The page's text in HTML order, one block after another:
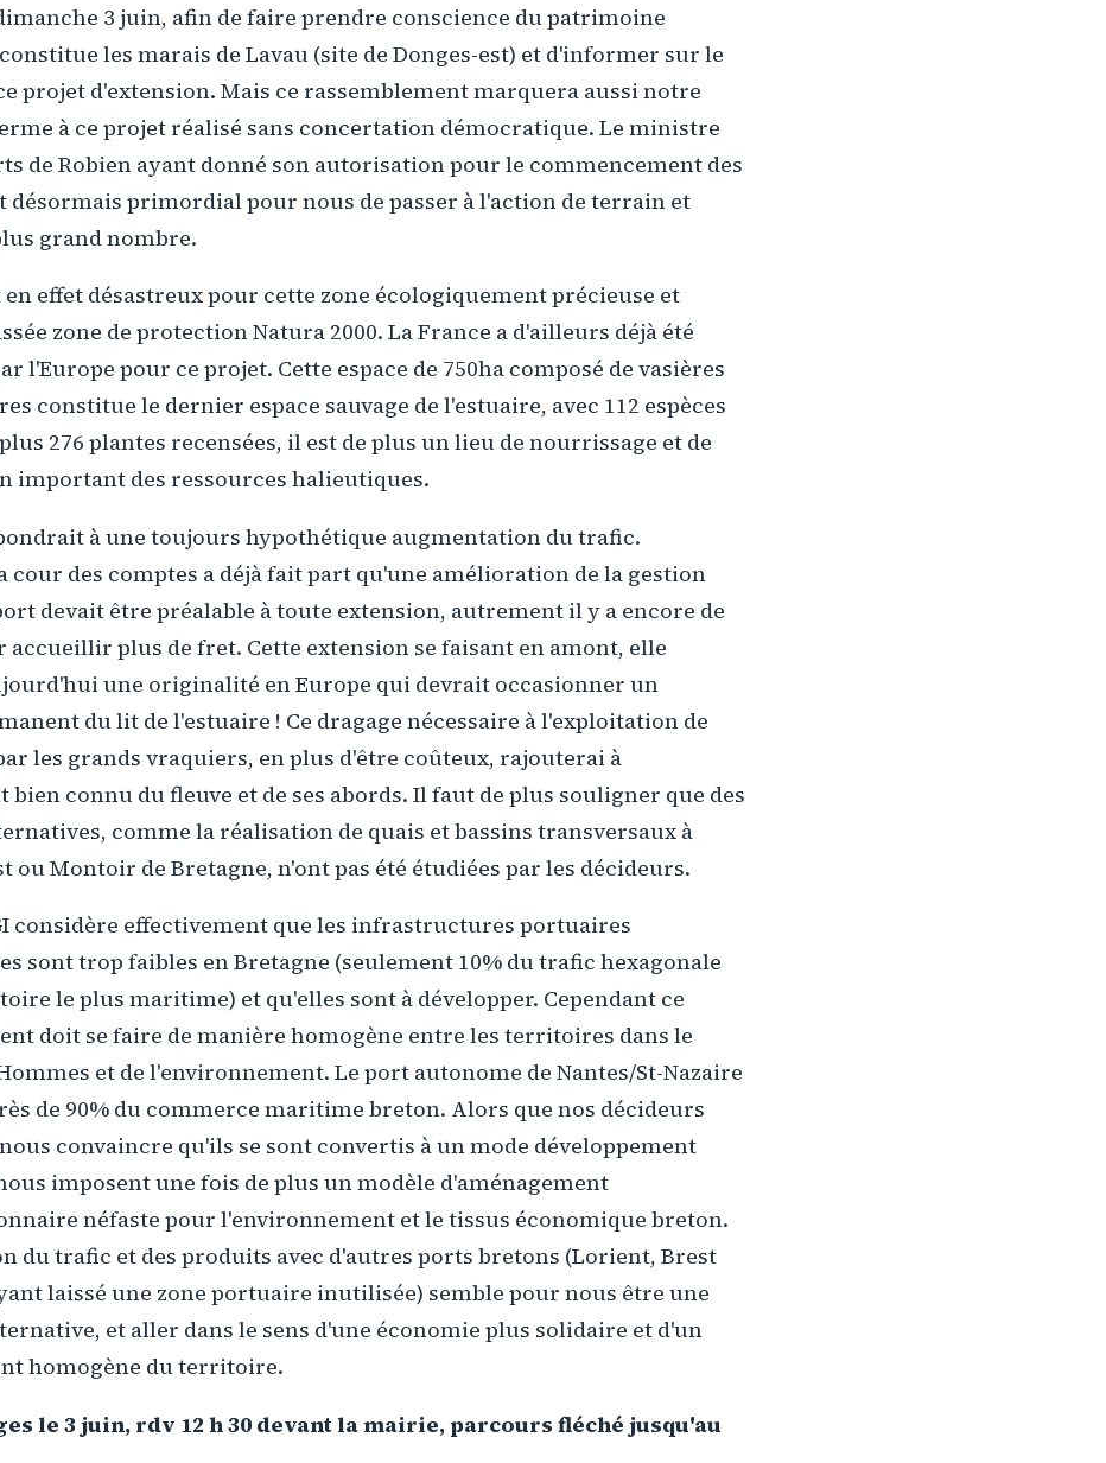
3 juin, afin de faire prendre conscience du patrimoine
les marais de Lavau (site de Donges-est) et d'informer sur le
projet d'extension. Mais ce rassemblement marquera aussi notre
à ce projet réalisé sans concertation démocratique. Le ministre
de Robien ayant donné son autorisation pour le commencement des
désormais primordial pour nous de passer à l'action de terrain et
grand nombre.
en effet désastreux pour cette zone écologiquement précieuse et
zone de protection Natura 2000. La France a d'ailleurs déjà été
l'Europe pour ce projet. Cette espace de 750ha composé de vasières
constitue le dernier espace sauvage de l'estuaire, avec 112 espèces
276 plantes recensées, il est de plus un lieu de nourrissage et de
important des ressources halieutiques.
à une toujours hypothétique augmentation du trafic.
cour des comptes a déjà fait part qu'une amélioration de la gestion
devait être préalable à toute extension, autrement il y a encore de
accueillir plus de fret. Cette extension se faisant en amont, elle
une originalité en Europe qui devrait occasionner un
du lit de l'estuaire ! Ce dragage nécessaire à l'exploitation de
les grands vraquiers, en plus d'être coûteux, rajouterai à
bien connu du fleuve et de ses abords. Il faut de plus souligner que des
comme la réalisation de quais et bassins transversaux à
ou Montoir de Bretagne, n'ont pas été étudiées par les décideurs.
considère effectivement que les infrastructures portuaires
sont trop faibles en Bretagne (seulement 10% du trafic hexagonale
le plus maritime) et qu'elles sont à développer. Cependant ce
doit se faire de manière homogène entre les territoires dans le
et de l'environnement. Le port autonome de Nantes/St-Nazaire
de 90% du commerce maritime breton. Alors que nos décideurs
convaincre qu'ils se sont convertis à un mode développement
imposent une fois de plus un modèle d'aménagement
néfaste pour l'environnement et le tissus économique breton.
du trafic et des produits avec d'autres ports bretons (Lorient, Brest
laissé une zone portuaire inutilisée) semble pour nous être une
et aller dans le sens d'une économie plus solidaire et d'un
homogène du territoire.
le 3 juin, rdv 12 h 30 devant la mairie, parcours fléché jusqu'au